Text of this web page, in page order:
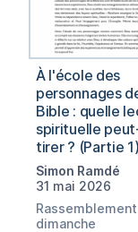
À l'école des
personnages
Bible : quelle
spirituelle
tirer ? (Partie 1)
Simon Ramdé
31 mai 2026
dimanche